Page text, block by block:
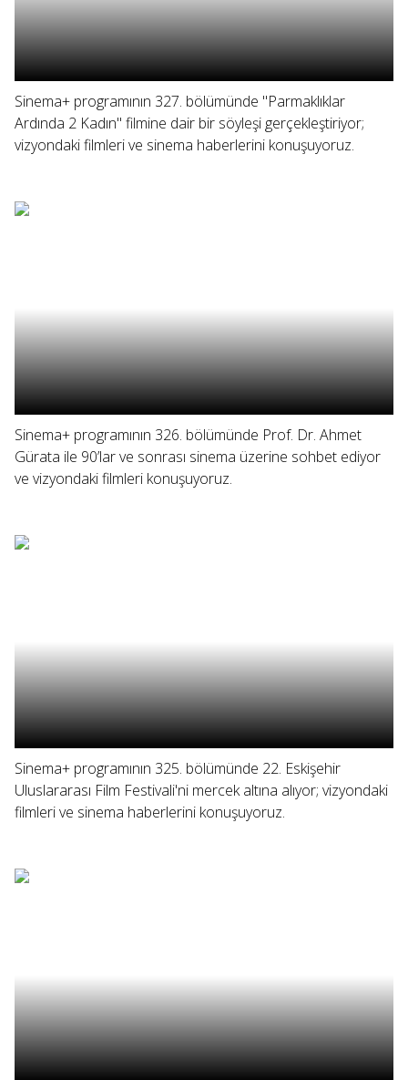
Sinema+ programının 327. bölümünde "Parmaklıklar
Ardında 2 Kadın" filmine dair bir söyleşi gerçekleştiriyor;
vizyondaki filmleri ve sinema haberlerini konuşuyoruz.
Sinema+ programının 326. bölümünde Prof. Dr. Ahmet
Gürata ile 90’lar ve sonrası sinema üzerine sohbet ediyor
ve vizyondaki filmleri konuşuyoruz.
Sinema+ programının 325. bölümünde 22. Eskişehir
Uluslararası Film Festivali'ni mercek altına alıyor; vizyondaki
filmleri ve sinema haberlerini konuşuyoruz.